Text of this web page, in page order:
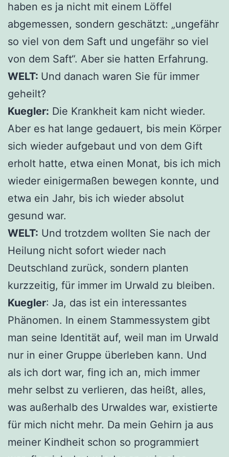
haben es ja nicht mit einem Löffel
abgemessen, sondern geschätzt: „ungefähr
so viel von dem Saft und ungefähr so viel
von dem Saft“. Aber sie hatten Erfahrung.
WELT: Und danach waren Sie für immer
geheilt?
Kuegler: Die Krankheit kam nicht wieder.
Aber es hat lange gedauert, bis mein Körper
sich wieder aufgebaut und von dem Gift
erholt hatte, etwa einen Monat, bis ich mich
wieder einigermaßen bewegen konnte, und
etwa ein Jahr, bis ich wieder absolut
gesund war.
WELT: Und trotzdem wollten Sie nach der
Heilung nicht sofort wieder nach
Deutschland zurück, sondern planten
kurzzeitig, für immer im Urwald zu bleiben.
Kuegler: Ja, das ist ein interessantes
Phänomen. In einem Stammessystem gibt
man seine Identität auf, weil man im Urwald
nur in einer Gruppe überleben kann. Und
als ich dort war, fing ich an, mich immer
mehr selbst zu verlieren, das heißt, alles,
was außerhalb des Urwaldes war, existierte
für mich nicht mehr. Da mein Gehirn ja aus
meiner Kindheit schon so programmiert